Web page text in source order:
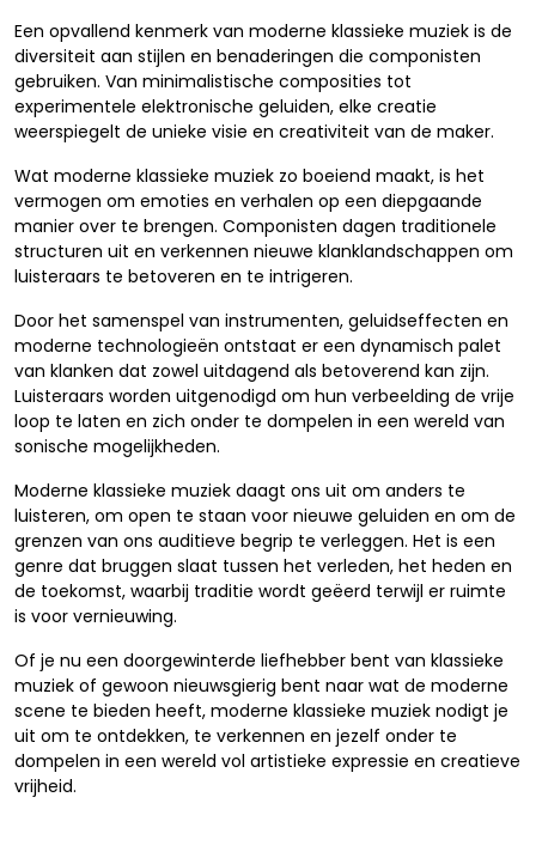
Een opvallend kenmerk van moderne klassieke muziek is de
diversiteit aan stijlen en benaderingen die componisten
gebruiken. Van minimalistische composities tot
experimentele elektronische geluiden, elke creatie
weerspiegelt de unieke visie en creativiteit van de maker.
Wat moderne klassieke muziek zo boeiend maakt, is het
vermogen om emoties en verhalen op een diepgaande
manier over te brengen. Componisten dagen traditionele
structuren uit en verkennen nieuwe klanklandschappen om
luisteraars te betoveren en te intrigeren.
Door het samenspel van instrumenten, geluidseffecten en
moderne technologieën ontstaat er een dynamisch palet
van klanken dat zowel uitdagend als betoverend kan zijn.
Luisteraars worden uitgenodigd om hun verbeelding de vrije
loop te laten en zich onder te dompelen in een wereld van
sonische mogelijkheden.
Moderne klassieke muziek daagt ons uit om anders te
luisteren, om open te staan voor nieuwe geluiden en om de
grenzen van ons auditieve begrip te verleggen. Het is een
genre dat bruggen slaat tussen het verleden, het heden en
de toekomst, waarbij traditie wordt geëerd terwijl er ruimte
is voor vernieuwing.
Of je nu een doorgewinterde liefhebber bent van klassieke
muziek of gewoon nieuwsgierig bent naar wat de moderne
scene te bieden heeft, moderne klassieke muziek nodigt je
uit om te ontdekken, te verkennen en jezelf onder te
dompelen in een wereld vol artistieke expressie en creatieve
vrijheid.